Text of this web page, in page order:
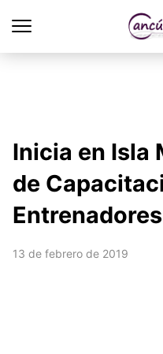
Inicia en Isla
de
Entrenadores
13 de febrero de 2019